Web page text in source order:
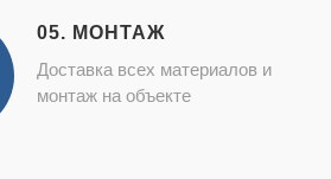
05. МОНТАЖ
Доставка всех материалов и
монтаж на объекте